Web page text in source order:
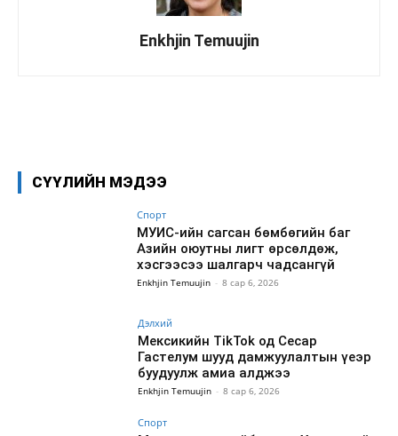
Enkhjin Temuujin
СҮҮЛИЙН МЭДЭЭ
Спорт
МУИС-ийн сагсан бөмбөгийн баг
Азийн оюутны лигт өрсөлдөж,
хэсгээсээ шалгарч чадсангүй
Enkhjin Temuujin - 8 сар 6, 2026
Дэлхий
Мексикийн TikTok од Сесар
Гастелум шууд дамжуулалтын үеэр
буудуулж амиа алджээ
Enkhjin Temuujin - 8 сар 6, 2026
Спорт